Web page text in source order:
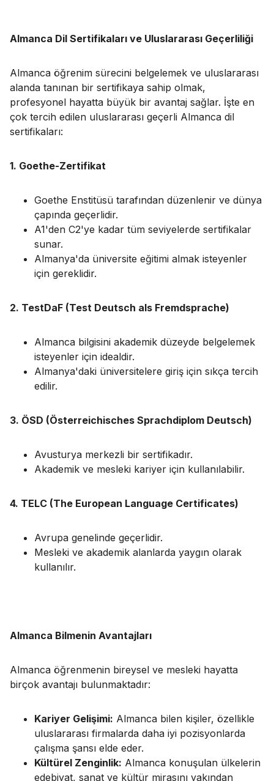
Almanca Dil Sertifikaları ve Uluslararası Geçerliliği
Almanca öğrenim sürecini belgelemek ve uluslararası
alanda tanınan bir sertifikaya sahip olmak,
profesyonel hayatta büyük bir avantaj sağlar. İşte en
çok tercih edilen uluslararası geçerli Almanca dil
sertifikaları:
1. Goethe-Zertifikat
Goethe Enstitüsü tarafından düzenlenir ve dünya
çapında geçerlidir.
A1'den C2'ye kadar tüm seviyelerde sertifikalar
sunar.
Almanya'da üniversite eğitimi almak isteyenler
için gereklidir.
2. TestDaF (Test Deutsch als Fremdsprache)
Almanca bilgisini akademik düzeyde belgelemek
isteyenler için idealdir.
Almanya'daki üniversitelere giriş için sıkça tercih
edilir.
3. ÖSD (Österreichisches Sprachdiplom Deutsch)
Avusturya merkezli bir sertifikadır.
Akademik ve mesleki kariyer için kullanılabilir.
4. TELC (The European Language Certificates)
Avrupa genelinde geçerlidir.
Mesleki ve akademik alanlarda yaygın olarak
kullanılır.
Almanca Bilmenin Avantajları
Almanca öğrenmenin bireysel ve mesleki hayatta
birçok avantajı bulunmaktadır:
Kariyer Gelişimi: Almanca bilen kişiler, özellikle
uluslararası firmalarda daha iyi pozisyonlarda
çalışma şansı elde eder.
Kültürel Zenginlik: Almanca konuşulan ülkelerin
edebiyat, sanat ve kültür mirasını yakından